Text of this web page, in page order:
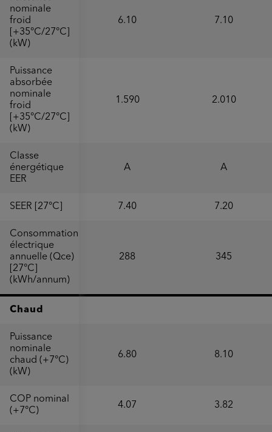
nominale
froid
[+35°C/27°C]
(kW)
Puissance
absorbée
nominale
froid
[+35°C/27°C]
(kW)
Classe
énergétique
EER
SEER [27°C]
Consommation
électrique
annuelle (Qce)
[27°C]
(kWh/annum)
Chaud
Puissance
nominale
chaud (+7°C)
(kW)
COP nominal
(+7°C)
6.10
1.590
A
7.40
288
6.80
4.07
7.10
2.010
A
7.20
345
8.10
3.82